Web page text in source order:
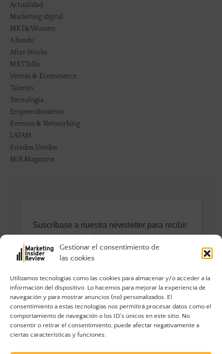
Gestionar el consentimiento de
las cookies
Utilizamos tecnologías como las cookies para almacenar y/o acceder a la
información del dispositivo. Lo hacemos para mejorar la experiencia de
navegación y para mostrar anuncios (no) personalizados. El
consentimiento a estas tecnologías nos permitirá procesar datos como el
comportamiento de navegación o los ID's únicos en este sitio. No
consentir o retirar el consentimiento, puede afectar negativamente a
ciertas características y funciones.
Actualidad
Marketing digital
MKT&Women
A fondo
After Works
MKTTalks
Ventas & Ecommerce
Talento
Tecnología
Emprendimiento
Eventos & Networking
LATAM
Estados Unidos
MIR Magazine